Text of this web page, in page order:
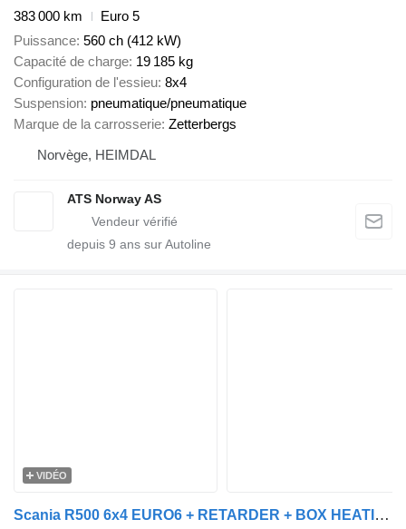
383 000 km
Euro 5
Puissance 560 ch (412 kW)
Capacité de charge 19 185 kg
Configuration de l'essieu 8x4
Suspension pneumatique/pneumatique
Marque de la carrosserie Zetterbergs
Norvège, HEIMDAL
ATS Norway AS
depuis 9 ans sur Autoline
VIDÉO
Scania R500 6x4 EURO6 + RETARDER + BOX HEATING